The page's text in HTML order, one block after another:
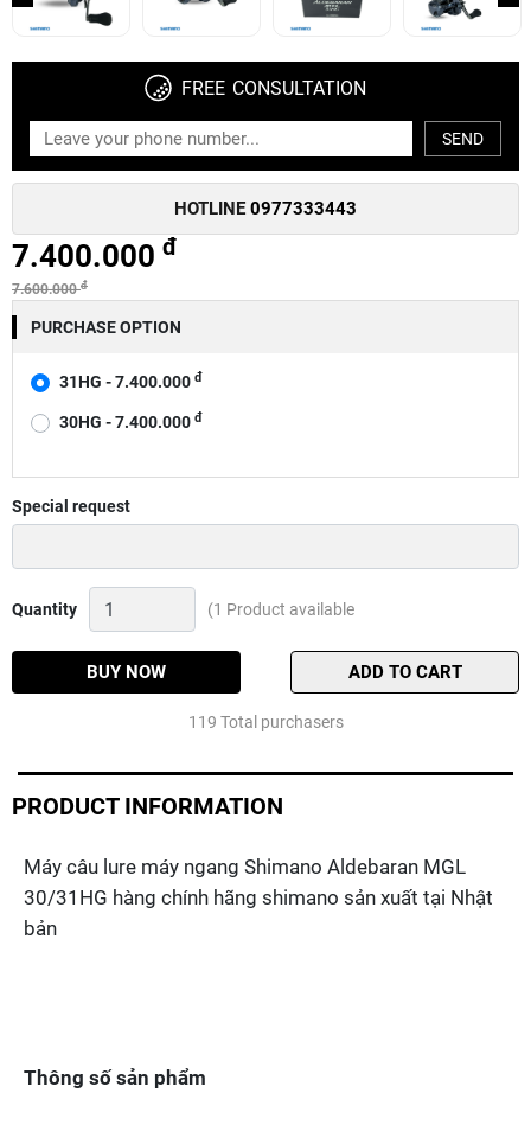
FREE CONSULTATION
SEND
HOTLINE 0977333443
7.400.000 đ
7.600.000đ
PURCHASE OPTION
31HG - 7.400.000 đ
30HG - 7.400.000 đ
Special request
Quantity
Máy
ngang
Aldebaran
(1 Product available
BUY NOW ADD TO CART
119 Total purchasers
PRODUCT INFORMATION
Máy câu lure máy ngang Shimano Aldebaran MGL
30/31HG hàng chính hãng shimano sản xuất tại Nhật
bản
Thông số sản phẩm